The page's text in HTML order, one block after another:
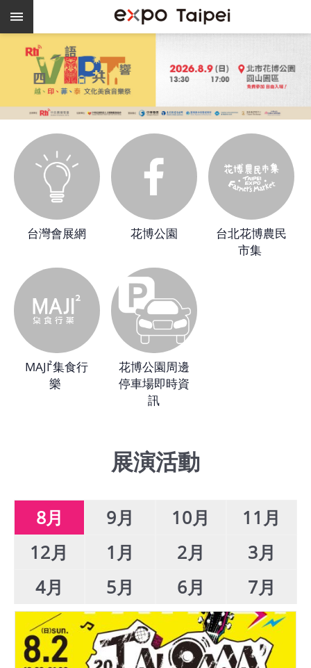
跳到主要內容區塊
地
餘
爭
館
會
場
申
請
創
基
地
台灣會展網 花博公園
台北花博農民
市集
MAJI 集食行
樂
花博公園周邊
停車場即時資
訊
展演活動
8月 9月 10月
11月
12月
1月 2月
3月
4月
5月 6月 7月